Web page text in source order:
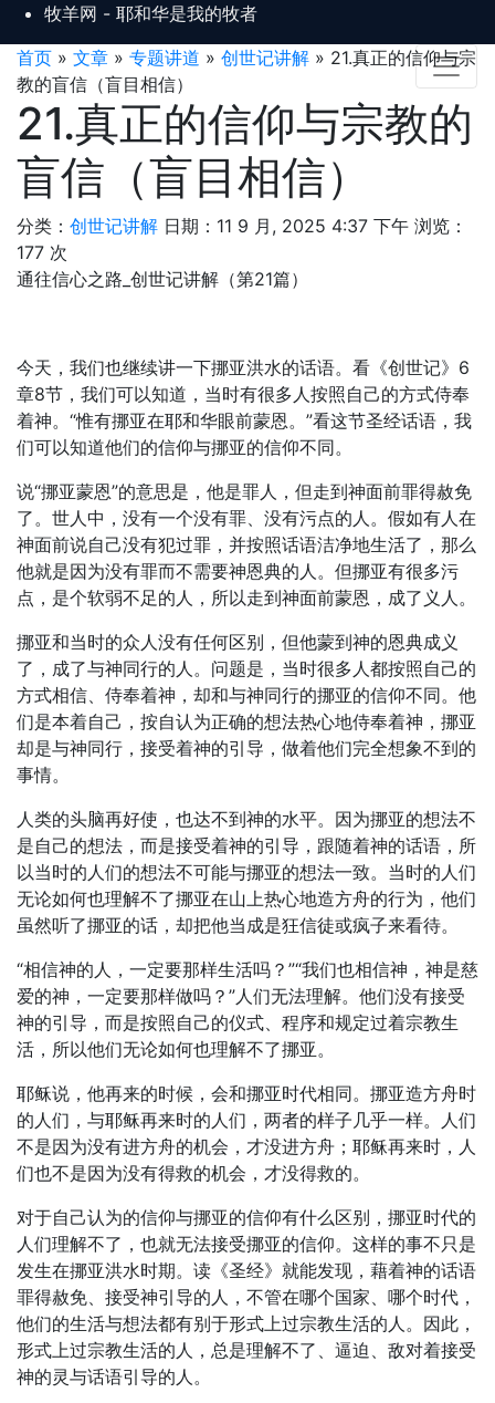
牧羊网 - 耶和华是我的牧者
首页 » 文章 » 专题讲道 » 创世记讲解 » 21.真正的信仰与宗
教的盲信（盲目相信）
21.真正的信仰与宗教的
盲信（盲目相信）
分类： 创世记讲解 日期：11 9 月, 2025 4:37 下午 浏览：
177 次
通往信心之路_创世记讲解（第21篇）
今天，我们也继续讲一下挪亚洪水的话语。看《创世记》6
章8节，我们可以知道，当时有很多人按照自己的方式侍奉
着神。“惟有挪亚在耶和华眼前蒙恩。”看这节圣经话语，我
们可以知道他们的信仰与挪亚的信仰不同。
说“挪亚蒙恩”的意思是，他是罪人，但走到神面前罪得赦免
了。世人中，没有一个没有罪、没有污点的人。假如有人在
神面前说自己没有犯过罪，并按照话语洁净地生活了，那么
他就是因为没有罪而不需要神恩典的人。但挪亚有很多污
点，是个软弱不足的人，所以走到神面前蒙恩，成了义人。
挪亚和当时的众人没有任何区别，但他蒙到神的恩典成义
了，成了与神同行的人。问题是，当时很多人都按照自己的
方式相信、侍奉着神，却和与神同行的挪亚的信仰不同。他
们是本着自己，按自认为正确的想法热心地侍奉着神，挪亚
却是与神同行，接受着神的引导，做着他们完全想象不到的
事情。
人类的头脑再好使，也达不到神的水平。因为挪亚的想法不
是自己的想法，而是接受着神的引导，跟随着神的话语，所
以当时的人们的想法不可能与挪亚的想法一致。当时的人们
无论如何也理解不了挪亚在山上热心地造方舟的行为，他们
虽然听了挪亚的话，却把他当成是狂信徒或疯子来看待。
“相信神的人，一定要那样生活吗？”“我们也相信神，神是慈
爱的神，一定要那样做吗？”人们无法理解。他们没有接受
神的引导，而是按照自己的仪式、程序和规定过着宗教生
活，所以他们无论如何也理解不了挪亚。
耶稣说，他再来的时候，会和挪亚时代相同。挪亚造方舟时
的人们，与耶稣再来时的人们，两者的样子几乎一样。人们
不是因为没有进方舟的机会，才没进方舟；耶稣再来时，人
们也不是因为没有得救的机会，才没得救的。
对于自己认为的信仰与挪亚的信仰有什么区别，挪亚时代的
人们理解不了，也就无法接受挪亚的信仰。这样的事不只是
发生在挪亚洪水时期。读《圣经》就能发现，藉着神的话语
罪得赦免、接受神引导的人，不管在哪个国家、哪个时代，
他们的生活与想法都有别于形式上过宗教生活的人。因此，
形式上过宗教生活的人，总是理解不了、逼迫、敌对着接受
神的灵与话语引导的人。